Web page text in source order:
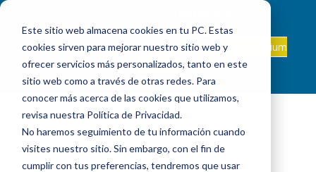
Este sitio web almacena cookies en tu PC. Estas
cookies sirven para mejorar nuestro sitio web y
ofrecer servicios más personalizados, tanto en este
sitio web como a través de otras redes. Para
conocer más acerca de las cookies que utilizamos,
revisa nuestra Política de Privacidad.
No haremos seguimiento de tu información cuando
visites nuestro sitio. Sin embargo, con el fin de
cumplir con tus preferencias, tendremos que usar
ES +34 924 524 001
sanjosevillafranca@fundacionloyola.es | Onda Collegium
Podcast